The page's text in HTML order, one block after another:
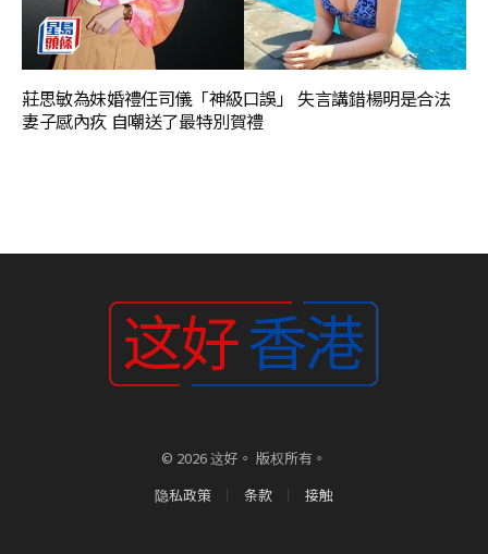
莊思敏為妹婚禮任司儀「神級口誤」 失言講錯楊明是合法
妻子感內疚 自嘲送了最特別賀禮
© 2026 这好。 版权所有。
隐私政策
条款 接触